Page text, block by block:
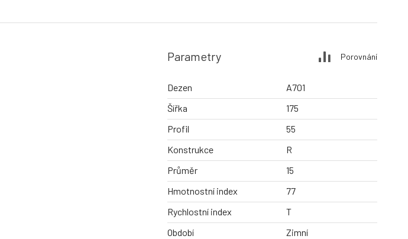
Parametry Porovnání
Dezen
A701
Šířka
175
Profil
55
Konstrukce
R
Průměr
15
Hmotnostní index
77
Rychlostní index
T
Období
Zimní